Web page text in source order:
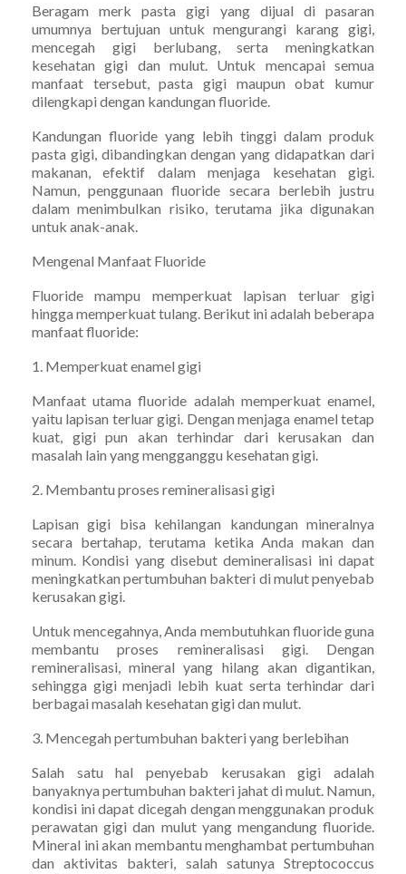
Beragam merk pasta gigi yang dijual di pasaran
umumnya bertujuan untuk mengurangi karang gigi,
mencegah gigi berlubang, serta meningkatkan
kesehatan gigi dan mulut. Untuk mencapai semua
manfaat tersebut, pasta gigi maupun obat kumur
dilengkapi dengan kandungan fluoride.
Kandungan fluoride yang lebih tinggi dalam produk
pasta gigi, dibandingkan dengan yang didapatkan dari
makanan, efektif dalam menjaga kesehatan gigi.
Namun, penggunaan fluoride secara berlebih justru
dalam menimbulkan risiko, terutama jika digunakan
untuk anak-anak.
Mengenal Manfaat Fluoride
Fluoride mampu memperkuat lapisan terluar gigi
hingga memperkuat tulang. Berikut ini adalah beberapa
manfaat fluoride:
1. Memperkuat enamel gigi
Manfaat utama fluoride adalah memperkuat enamel,
yaitu lapisan terluar gigi. Dengan menjaga enamel tetap
kuat, gigi pun akan terhindar dari kerusakan dan
masalah lain yang mengganggu kesehatan gigi.
2. Membantu proses remineralisasi gigi
Lapisan gigi bisa kehilangan kandungan mineralnya
secara bertahap, terutama ketika Anda makan dan
minum. Kondisi yang disebut demineralisasi ini dapat
meningkatkan pertumbuhan bakteri di mulut penyebab
kerusakan gigi.
Untuk mencegahnya, Anda membutuhkan fluoride guna
membantu proses remineralisasi gigi. Dengan
remineralisasi, mineral yang hilang akan digantikan,
sehingga gigi menjadi lebih kuat serta terhindar dari
berbagai masalah kesehatan gigi dan mulut.
3. Mencegah pertumbuhan bakteri yang berlebihan
Salah satu hal penyebab kerusakan gigi adalah
banyaknya pertumbuhan bakteri jahat di mulut. Namun,
kondisi ini dapat dicegah dengan menggunakan produk
perawatan gigi dan mulut yang mengandung fluoride.
Mineral ini akan membantu menghambat pertumbuhan
dan aktivitas bakteri, salah satunya Streptococcus